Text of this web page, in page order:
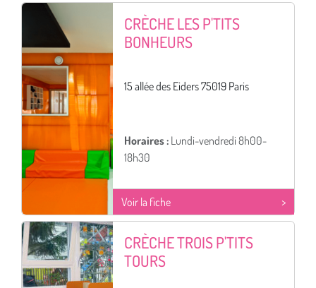
CRÈCHE LES P'TITS
BONHEURS
15 allée des Eiders 75019 Paris
Horaires :Lundi-vendredi 8h00-
18h30
Voir la fiche
CRÈCHE TROIS P'TITS
TOURS